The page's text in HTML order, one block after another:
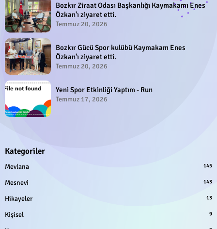
Bozkır Ziraat Odası Başkanlığı Kaymakamı Enes
Özkan'ı ziyaret etti.
Temmuz 20, 2026
Bozkır Gücü Spor kulübü Kaymakam Enes
Özkan'ı ziyaret etti.
Temmuz 20, 2026
Yeni Spor Etkinliği Yaptım - Run
Temmuz 17, 2026
Kategoriler
Mevlana 145
Mesnevi 143
Hikayeler 13
Kişisel 9